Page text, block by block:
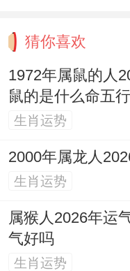
日干支位庚子，
午）...宜纳采，
求嗣、开光，出
立券、挂匾，入
工、求医，治病
屋、安葬；
五、月末吉日特征
11月25日（星期
猜你喜欢
1972年属鼠的人
鼠的是什么命五
生肖运势
2000年属龙人
生肖运势
属猴人2026年运
气好吗
生肖运势